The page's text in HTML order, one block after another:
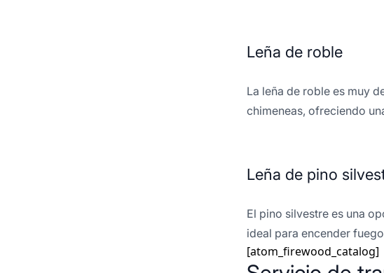
Leña de roble
La leña de roble es muy
chimeneas, ofreciendo
Leña de pino
El pino silvestre es una
ideal para encender
[atom_firewood_catalog]